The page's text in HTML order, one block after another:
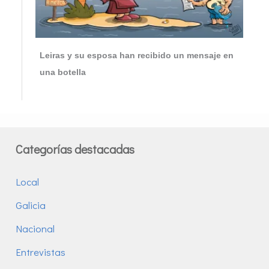
Leiras y su esposa han recibido un mensaje en
una botella
Categorías destacadas
Local
Galicia
Nacional
Entrevistas